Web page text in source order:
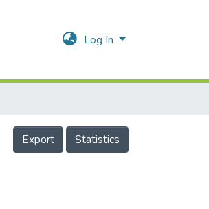
Log In
Export Statistics